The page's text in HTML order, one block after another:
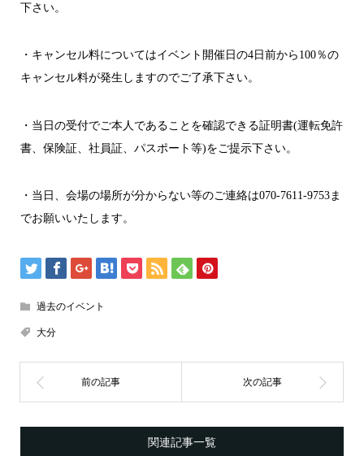
下さい。
・キャンセル料についてはイベント開催日の4日前から100％の
キャンセル料が発生しますのでご了承下さい。
・当日の受付でご本人であることを確認できる証明書(運転免許
書、保険証、社員証、パスポート等)をご提示下さい。
・当日、会場の場所が分からない等のご連絡は070-7611-9753ま
でお願いいたします。
過去のイベント
大分
関連記事一覧